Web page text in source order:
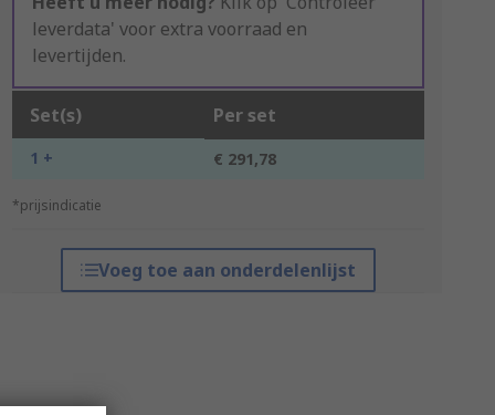
leverdata' voor extra voorraad en
levertijden.
Set(s) Per set
1 + € 291,78
*prijsindicatie
Voeg toe aan onderdelenlijst